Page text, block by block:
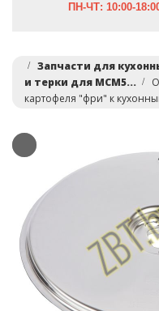
ПН-ЧТ: 10:00-
Запчасти для
и терки для MCM5...
картофеля "фри" к
Previous